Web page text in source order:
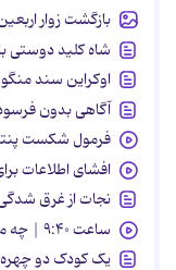
بازگشت زوار
شاه کلید دوستی
اوکراین سند
آگاهی بدون
فرمول شکست
افشای اطلاعات
نجات از غرق
ساعت ۹:۴۰ | چه میراثی از خود به جای گذاشت؟
یک کودک دو